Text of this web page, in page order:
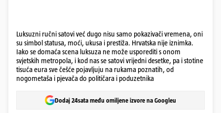
Luksuzni ručni satovi već dugo nisu samo pokazivači vremena, oni
su simbol statusa, moći, ukusa i prestiža. Hrvatska nije iznimka.
Iako se domaća scena luksuza ne može usporediti s onom
svjetskih metropola, i kod nas se satovi vrijedni desetke, pa i stotine
tisuća eura sve češće pojavljuju na rukama poznatih, od
nogometaša i pjevača do političara i poduzetnika
Dodaj 24sata među omiljene izvore na Googleu